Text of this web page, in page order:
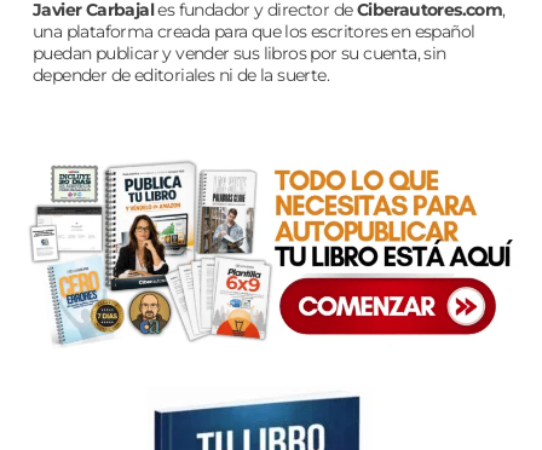
Javier Carbajales fundador y director deCiberautores.com,
una plataforma creada para que los escritores en español
puedan publicar y vender sus libros por su cuenta, sin
depender de editoriales ni de la suerte.